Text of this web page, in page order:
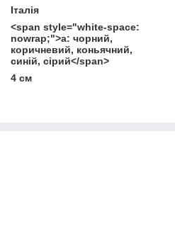
Італія
<span style="white-space:
nowrap;">а: чорний,
коричневий, коньячний,
синій, сірий</span>
4 см